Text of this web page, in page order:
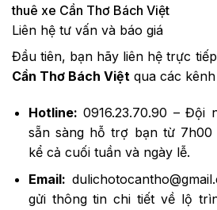
thuê xe Cần Thơ Bách Việt
Liên hệ tư vấn và báo giá
Đầu tiên, bạn hãy liên hệ trực
Cần Thơ Bách Việt qua các
Hotline: 0916.23.70.90 – Đội
sẵn sàng hỗ trợ bạn từ 7h00
kể cả cuối tuần và ngày lễ.
Email:
gửi thông tin chi tiết về lộ